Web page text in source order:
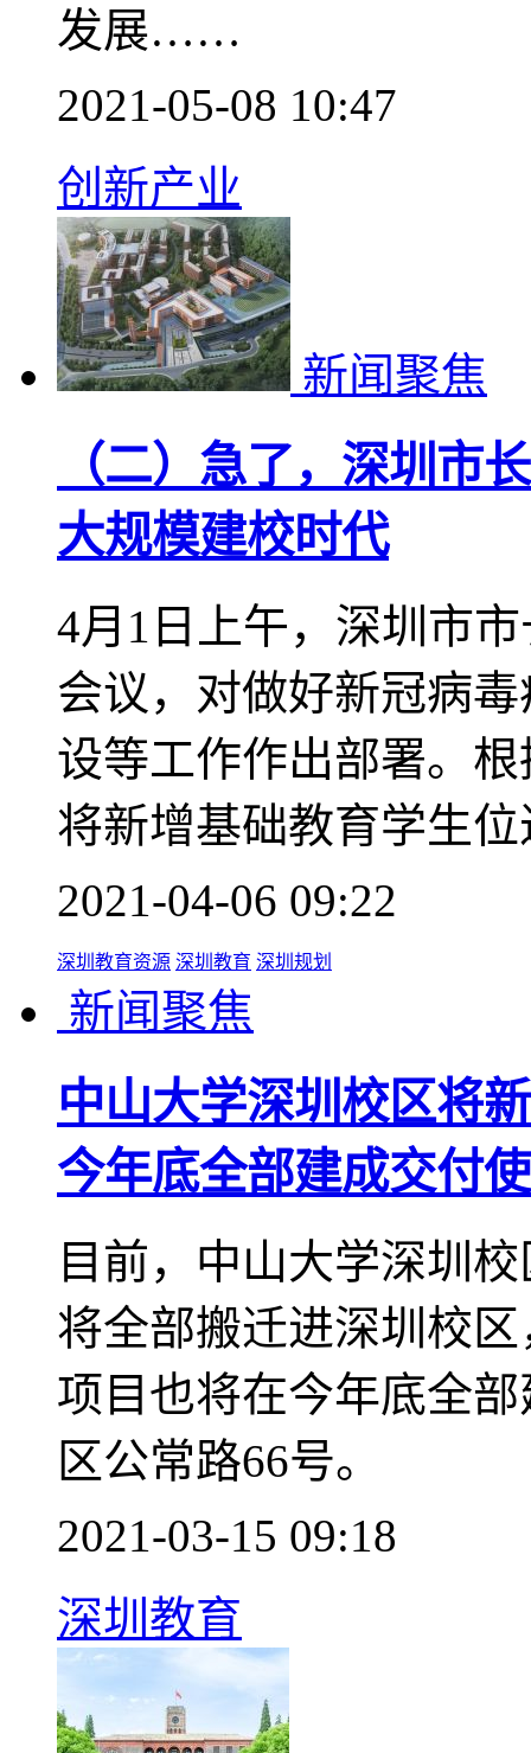
发展……
2021-05-08 10:47
创新产业
新闻聚焦
（二）急了，深圳市
大规模建校时代
4月1日上午，深圳市
会议，对做好新冠病
设等工作作出部署。
将新增基础教育学生
2021-04-06 09:22
深圳教育资源 深圳教育 深圳规划
新闻聚焦
中山大学深圳校区将
今年底全部建成交付
目前，中山大学深圳
将全部搬迁进深圳校
项目也将在今年底全
区公常路66号。
2021-03-15 09:18
深圳教育